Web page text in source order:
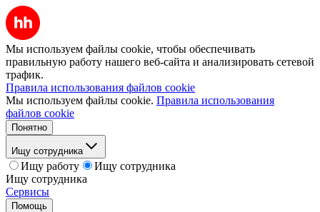
Мы используем файлы cookie, чтобы обеспечивать
правильную работу нашего веб-сайта и анализировать сетевой
трафик.
Правила использования файлов cookie
Мы используем файлы cookie. Правила использования
файлов cookie
Понятно
Ищу сотрудника
Ищу работу
Ищу сотрудника
Ищу сотрудника
Сервисы
Помощь